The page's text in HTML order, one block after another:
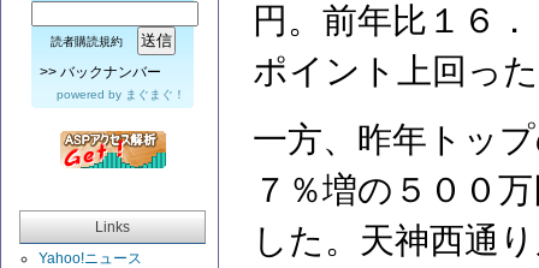
読者購読規約
>> バックナンバー
powered by まぐまぐ！
Links
Yahoo!ニュース
円。前年比１６
ポイント上回っ
一方、昨年トッ
７％増の５００
した。天神西通